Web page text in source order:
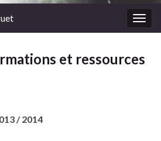
et ressources
/ 2014